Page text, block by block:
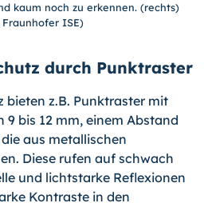
kaum noch zu erkennen. (rechts)
Fraunhofer ISE)
durch Punktraster
bieten z.B. Punktraster mit
9 bis 12 mm, einem Abstand
aus metallischen
Diese rufen auf schwach
und lichtstarke Reflexionen
Kontraste in den